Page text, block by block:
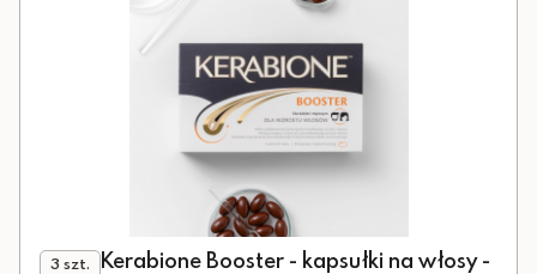
3 szt.
Kerabione Booster - kapsułki na włosy -